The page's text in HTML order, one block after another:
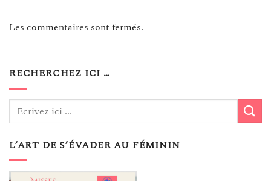
Les commentaires sont fermés.
RECHERCHEZ ICI …
L’ART DE S’ÉVADER AU FÉMININ